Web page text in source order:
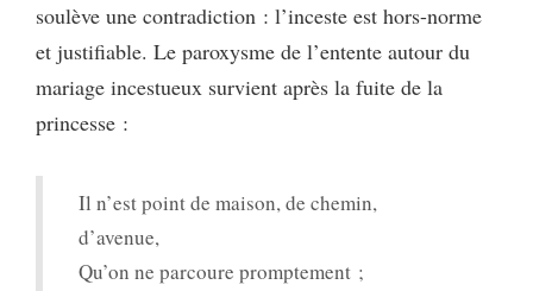
soulève une contradiction : l’inceste est hors-norme
et justifiable. Le paroxysme de l’entente autour du
mariage incestueux survient après la fuite de la
princesse :
Il n’est point de maison, de chemin,
d’avenue,
Qu’on ne parcoure promptement ;